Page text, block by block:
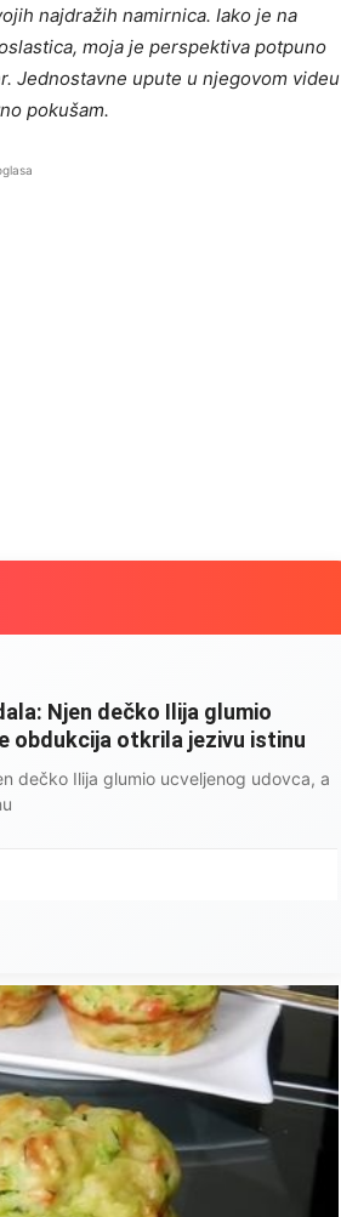
najdražih namirnica. Iako je na
moja je perspektiva potpuno
Jednostavne upute u njegovom videu
pokušam.
Njen dečko Ilija glumio
obdukcija otkrila jezivu istinu
dečko Ilija glumio ucveljenog udovca, a